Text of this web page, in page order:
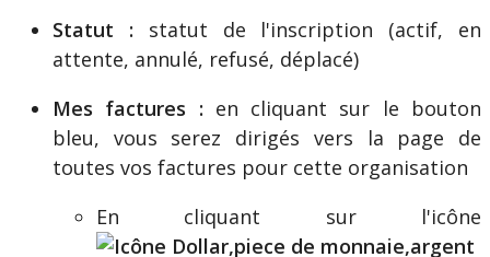
Statut
: statut de l'inscription (actif,
en
attente, annulé, refusé, déplacé)
Mes factures : en cliquant sur le bouton
bleu, vous serez dirigés vers la page
de
toutes vos factures pour cette organisation
En
cliquant sur l'icône